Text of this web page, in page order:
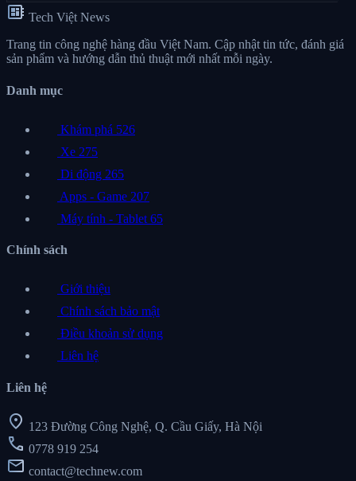
developer_board Tech Việt News
Trang tin công nghệ hàng đầu Việt Nam. Cập nhật tin tức, đánh giá
sản phẩm và hướng dẫn thủ thuật mới nhất mỗi ngày.
Danh mục
Khám phá 526
Xe 275
Di động 265
Apps - Game 207
Máy tính - Tablet 65
Chính sách
Giới thiệu
Chính sách bảo mật
Điều khoản sử dụng
Liên hệ
Liên hệ
location_on 123 Đường Công Nghệ, Q. Cầu Giấy, Hà Nội
call 0778 919 254
mail contact@technew.com